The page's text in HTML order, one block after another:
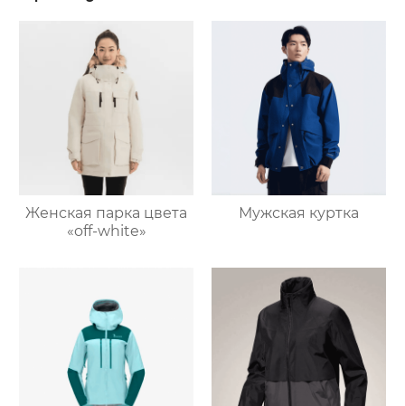
Женская парка цвета
«off-white»
Мужская куртка